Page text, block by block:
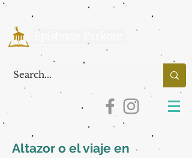
Altazor o el viaje en